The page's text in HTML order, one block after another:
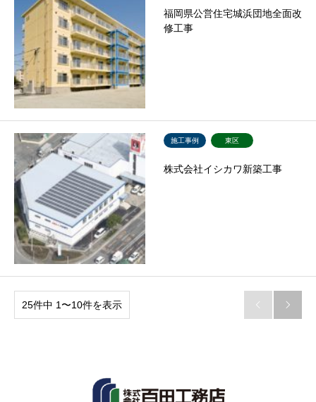
福岡県公営住宅城浜団地全面改
修工事
施工事例 東区
株式会社イシカワ新築工事
25件中 1〜10件を表示  